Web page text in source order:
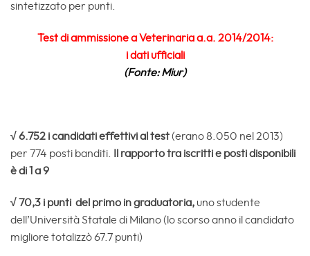
sintetizzato per punti.
Test di ammissione a Veterinaria a.a. 2014/2014:
i dati ufficiali
(Fonte: Miur)
√ 6.752 i candidati effettivi al test(erano 8.050 nel 2013)
per 774 posti banditi.
Il rapporto tra iscritti e posti disponibili
è di 1 a 9
√ 70,3 i punti del primo in graduatoria, uno studente
dell’Università Statale di Milano (lo scorso anno il candidato
migliore totalizzò 67.7 punti)